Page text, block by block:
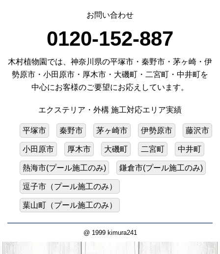
お問い合わせ
0120-152-887
木村植物園では、神奈川県の平塚市・秦野市・茅ヶ崎・伊
勢原市・小田原市・厚木市・大磯町・二宮町・中井町を
中心にお客様のご要望にお応えしています。
エクステリア・外構 施工対応エリア実績
平塚市 秦野市 茅ヶ崎市 伊勢原市 藤沢市
小田原市 厚木市 大磯町 二宮町 中井町
熱海市(プール施工のみ) 鎌倉市(プール施工のみ)
逗子市（プール施工のみ）
葉山町（プール施工のみ）
@ 1999 kimura241